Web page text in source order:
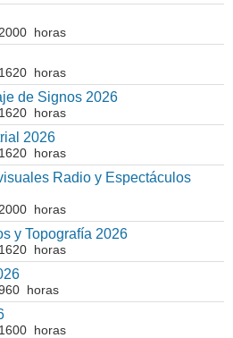
horas
horas
de Signos 2026
horas
2026
horas
Radio y Espectáculos
horas
y Topografía 2026
horas
horas
horas